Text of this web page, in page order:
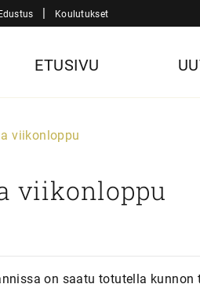
| Koulutukset
ETUSIVU
viikonloppu
viikonloppu
on saatu totutella